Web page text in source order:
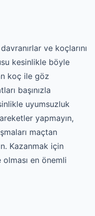
ve koçlarını
kesinlikle böyle
koç ile göz
başınızla
uyumsuzluk
yapmayın,
maçtan
Kazanmak için
en önemli